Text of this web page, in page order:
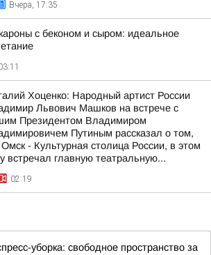
Вчера, 17:35
с беконом и сыром: идеальное
Хоценко: Народный артист России
Львович Машков на встрече с
Президентом Владимиром
Путиным рассказал о том,
Омск - Культурная столица России, в этом
встречал главную театральную...
02:19
уборка: свободное пространство за